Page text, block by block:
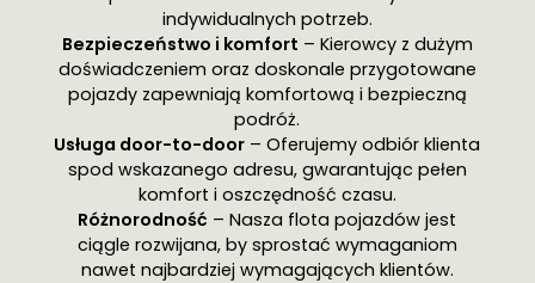
indywidualnych potrzeb.
Bezpieczeństwo i komfort – Kierowcy z dużym
doświadczeniem oraz doskonale przygotowane
pojazdy zapewniają komfortową i bezpieczną
podróż.
Usługa door-to-door – Oferujemy odbiór klienta
spod wskazanego adresu, gwarantując pełen
komfort i oszczędność czasu.
Różnorodność – Nasza flota pojazdów jest
ciągle rozwijana, by sprostać wymaganiom
nawet najbardziej wymagających klientów.